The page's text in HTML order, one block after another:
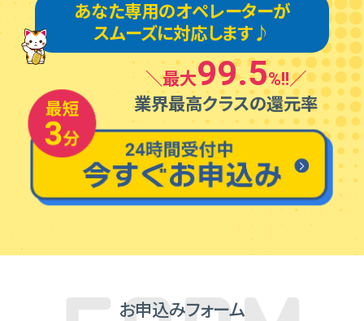
あなた専⽤のオペレーターが
スムーズに対応します♪
＼最⼤99.5%!!／
業界最⾼クラスの還元率
お申込みフォーム